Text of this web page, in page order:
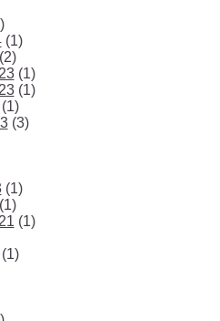
(1)
(1)
(1)
(3)
(1)
(1)
(1)